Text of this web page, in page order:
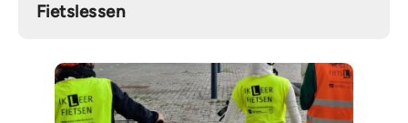
Fietslessen